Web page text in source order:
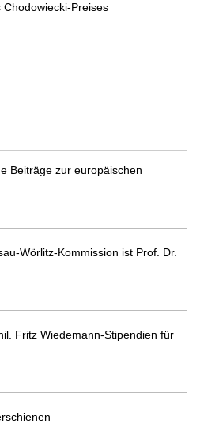
Chodowiecki-Preises
Beiträge zur europäischen
Wörlitz-Kommission ist Prof. Dr.
Fritz Wiedemann-Stipendien für